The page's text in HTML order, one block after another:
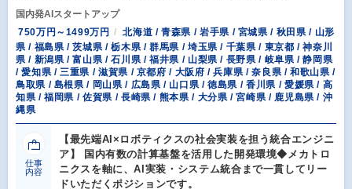
国内発AIスタートアップ
750万円～1499万円
北海道 / 青森県 / 岩手県 / 宮城県 / 秋田県 / 山形
県 / 福島県 / 茨城県 / 栃木県 / 群馬県 / 埼玉県 / 千葉県 / 東京都 / 神奈川
県 / 新潟県 / 富山県 / 石川県 / 福井県 / 山梨県 / 長野県 / 岐阜県 / 静岡県
/ 愛知県 / 三重県 / 滋賀県 / 京都府 / 大阪府 / 兵庫県 / 奈良県 / 和歌山県 /
鳥取県 / 島根県 / 岡山県 / 広島県 / 山口県 / 徳島県 / 香川県 / 愛媛県 / 高
知県 / 福岡県 / 佐賀県 / 長崎県 / 熊本県 / 大分県 / 宮崎県 / 鹿児島県 / 沖
縄県
仕事
内容
【最先端AI×ロボティクスの社会実装を担う統合エンジニ
ア】 国内有数の計算基盤を活用した開発環境◆メカトロ
ニクスを軸に、AI実装・システム統合まで一貫してリー
ドいただくポジションです。